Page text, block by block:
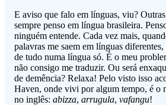
E aviso que falo em línguas, viu?
sempre penso em língua brasileira.
ninguém entende. Cada vez mais,
palavras me saem em línguas
de tudo numa língua só. É o meu
não consigo me traduzir. Ou será
de demência? Relaxa! Pelo visto isso
Haven, onde vivi por algum tempo, é o
no inglês: abizza, arrugula, vafangu!